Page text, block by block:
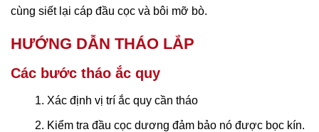
cùng siết lại cáp đầu cọc và bôi mỡ bò.
HƯỚNG DẪN THÁO LẮP
Các bước tháo ắc quy
Xác định vị trí ắc quy cần tháo
Kiểm tra đầu cọc dương đảm bảo nó được bọc kín.